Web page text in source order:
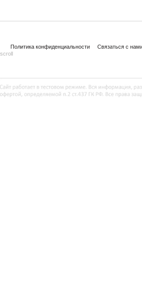
Политика конфиденциальности Связаться с
scroll